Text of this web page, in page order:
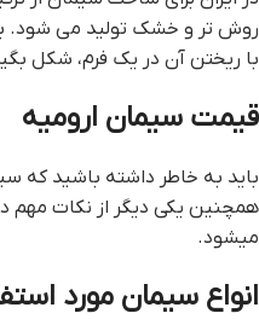
روش تر و خشک تولید می شود.
با ریختن آن در یک فرم، شکل
قيمت سيمان اروميه
باید به خاطر داشته باشید که
همچنین یکی دیگر از نکات
می‎شود.
انواع سیمان مورد